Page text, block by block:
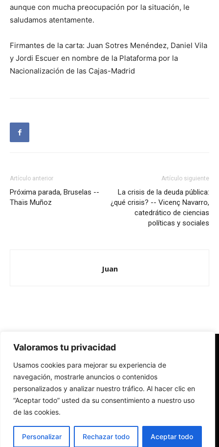
Valoramos tu privacidad
Usamos cookies para mejorar su experiencia de
navegación, mostrarle anuncios o contenidos
personalizados y analizar nuestro tráfico. Al hacer clic en
“Aceptar todo” usted da su consentimiento a nuestro uso
de las cookies.
Personalizar Rechazar todo Aceptar todo
aunque con mucha preocupación por la situación, le
saludamos atentamente.
Firmantes de la carta: Juan Sotres Menéndez, Daniel Vila
y Jordi Escuer en nombre de la Plataforma por la
Nacionalización de las Cajas-Madrid
Artículo anterior
Próxima parada, Bruselas --
Thaïs Muñoz
Artículo siguiente
La crisis de la deuda pública:
¿qué crisis? -- Vicenç Navarro,
catedrático de ciencias
políticas y sociales
Juan
Redes Cristianas
Una mirada alternativa sobre la Iglesia católica y la sociedad
- Colectivos de Redes Cristianas